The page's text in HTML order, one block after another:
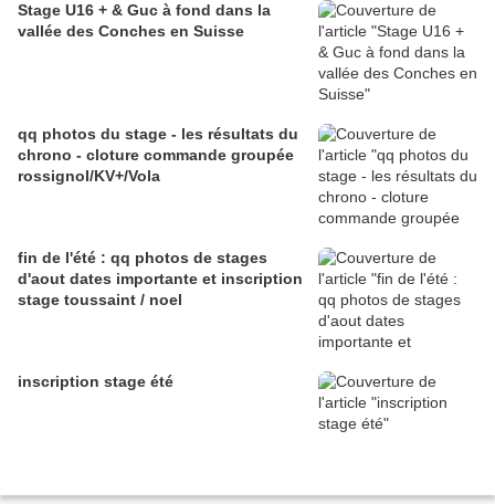
Stage U16 + & Guc à fond dans la
vallée des Conches en Suisse
qq photos du stage - les résultats du
chrono - cloture commande groupée
rossignol/KV+/Vola
fin de l'été : qq photos de stages
d'aout dates importante et inscription
stage toussaint / noel
inscription stage été